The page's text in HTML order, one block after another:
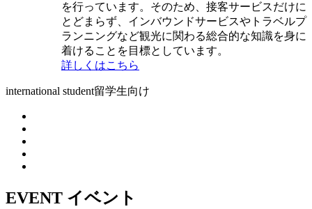
を行っています。そのため、接客サービスだけに
とどまらず、インバウンドサービスやトラベルプ
ランニングなど観光に関わる総合的な知識を身に
着けることを目標としています。
詳しくはこちら
international student留学生向け
EVENT イベント